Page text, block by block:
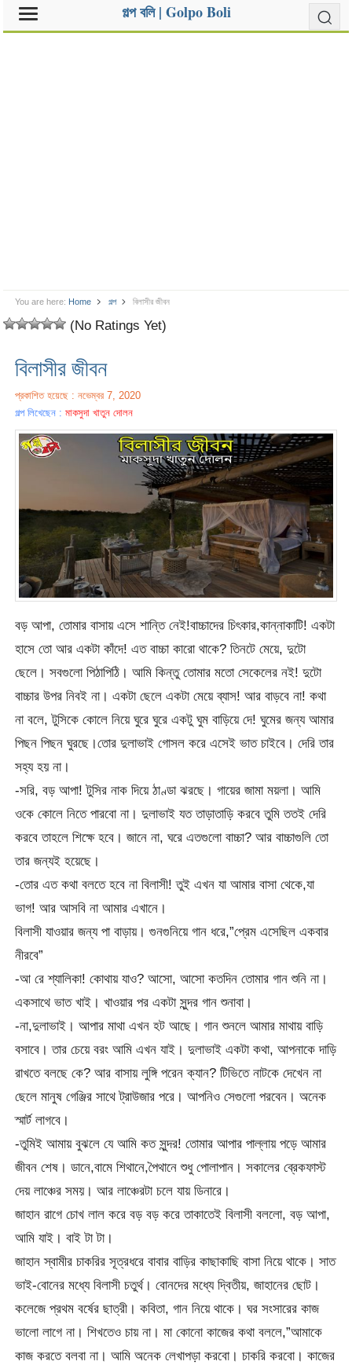
গল্প বলি | Golpo Boli
You are here: Home গল্প বিলাসীর জীবন
(No Ratings Yet)
বিলাসীর জীবন
প্রকাশিত হয়েছে : নভেম্বর 7, 2020
গল্প লিখেছেন :মাকসুদা খাতুন দোলন
বড় আপা, তোমার বাসায় এসে শান্তি নেই!বাচ্চাদের চিৎকার,কান্নাকাটি! একটা
হাসে তো আর একটা কাঁদে! এত বাচ্চা কারো থাকে? তিনটে মেয়ে, দুটো
ছেলে। সবগুলো পিঠাপিঠি। আমি কিন্তু তোমার মতো সেকেলের নই! দুটো
বাচ্চার উপর নিবই না। একটা ছেলে একটা মেয়ে ব্যাস! আর বাড়বে না! কথা
না বলে, টুসিকে কোলে নিয়ে ঘুরে ঘুরে একটু ঘুম বাড়িয়ে দে! ঘুমের জন্য আমার
পিছন পিছন ঘুরছে।তোর দুলাভাই গোসল করে এসেই ভাত চাইবে। দেরি তার
সহ্য হয় না।
-সরি, বড় আপা! টুসির নাক দিয়ে ঠাণ্ডা ঝরছে। গায়ের জামা ময়লা। আমি
ওকে কোলে নিতে পারবো না। দুলাভাই যত তাড়াতাড়ি করবে তুমি ততই দেরি
করবে তাহলে শিক্ষে হবে। জানে না, ঘরে এতগুলো বাচ্চা? আর বাচ্চাগুলি তো
তার জন্যই হয়েছে।
-তোর এত কথা বলতে হবে না বিলাসী! তুই এখন যা আমার বাসা থেকে,যা
ভাগ! আর আসবি না আমার এখানে।
বিলাসী যাওয়ার জন্য পা বাড়ায়। গুনগুনিয়ে গান ধরে,”প্রেম এসেছিল একবার
নীরবে”
-আ রে শ্যালিকা! কোথায় যাও? আসো, আসো কতদিন তোমার গান শুনি না।
একসাথে ভাত খাই। খাওয়ার পর একটা সুন্দর গান শুনাবা।
-না,দুলাভাই। আপার মাথা এখন হট আছে। গান শুনলে আমার মাথায় বাড়ি
বসাবে। তার চেয়ে বরং আমি এখন যাই। দুলাভাই একটা কথা, আপনাকে দাড়ি
রাখতে বলছে কে? আর বাসায় লুঙ্গি পরেন ক্যান? টিভিতে নাটকে দেখেন না
ছেলে মানুষ গেঞ্জির সাথে ট্রাউজার পরে। আপনিও সেগুলো পরবেন। অনেক
স্মার্ট লাগবে।
-তুমিই আমায় বুঝলে যে আমি কত সুন্দর! তোমার আপার পাল্লায় পড়ে আমার
জীবন শেষ। ডানে,বামে শিথানে,পৈথানে শুধু পোলাপান। সকালের ব্রেকফাস্ট
দেয় লাঞ্চের সময়। আর লাঞ্চেরটা চলে যায় ডিনারে।
জাহান রাগে চোখ লাল করে বড় বড় করে তাকাতেই বিলাসী বললো, বড় আপা,
আমি যাই। বাই টা টা।
জাহান স্বামীর চাকরির সূত্রধরে বাবার বাড়ির কাছাকাছি বাসা নিয়ে থাকে। সাত
ভাই-বোনের মধ্যে বিলাসী চতুর্থ। বোনদের মধ্যে দ্বিতীয়, জাহানের ছোট।
কলেজে প্রথম বর্ষের ছাত্রী। কবিতা, গান নিয়ে থাকে। ঘর সংসারের কাজ
ভালো লাগে না। শিখতেও চায় না। মা কোনো কাজের কথা বললে,”আমাকে
কাজ করতে বলবা না। আমি অনেক লেখাপড়া করবো। চাকরি করবো। কাজের